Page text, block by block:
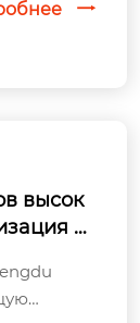

высок
+